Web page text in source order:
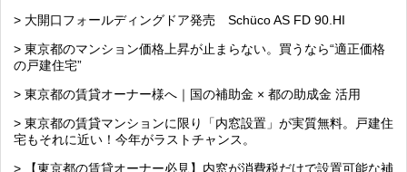
> 大開口フォールディングドア発売 Schüco AS FD 90.HI
> 東京都のマンション価格上昇が止まらない。買うなら“適正価格
の戸建住宅”
> 東京都の賃貸オーナー様へ｜国の補助金 × 都の助成金 活用
> 東京都の賃貸マンションに限り「内窓設置」が実質無料。戸建住
宅もそれに近い！今年がラストチャンス。
> 【東京都の賃貸オーナー必見】内窓が消費税だけで設置可能な補